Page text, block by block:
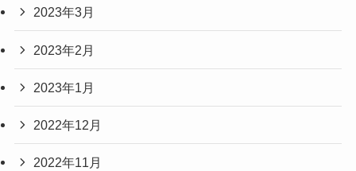
2023年3月
2023年2月
2023年1月
2022年12月
2022年11月